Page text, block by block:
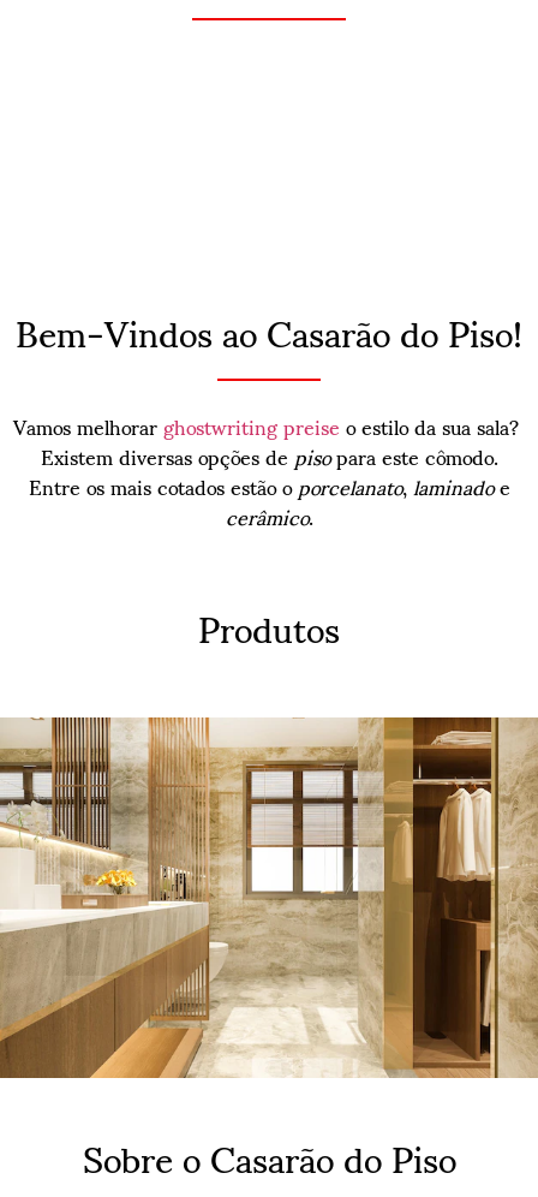
Bem-Vindos ao Casarão do Piso!
Vamos melhorarghostwriting preiseo estilo da sua sala?
Existem diversas opções depisopara este cômodo.
Entre os mais cotados estão oporcelanato,laminadoe
cerâmico.
Produtos
Sobre o Casarão do Piso